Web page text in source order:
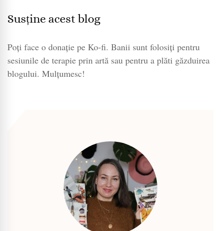
Susține acest blog
Poți face o donație pe Ko-fi. Banii sunt folosiți pentru
sesiunile de terapie prin artă sau pentru a plăti găzduirea
blogului. Mulțumesc!